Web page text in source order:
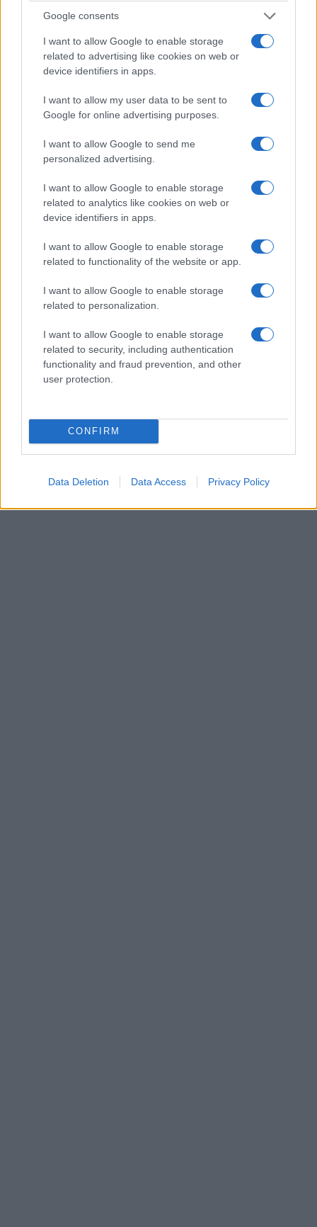
Google consents
I want to allow Google to enable storage
related to advertising like cookies on web or
device identifiers in apps.
I want to allow my user data to be sent to
Google for online advertising purposes.
I want to allow Google to send me
personalized advertising.
I want to allow Google to enable storage
related to analytics like cookies on web or
device identifiers in apps.
I want to allow Google to enable storage
related to functionality of the website or app.
I want to allow Google to enable storage
related to personalization.
I want to allow Google to enable storage
related to security, including authentication
functionality and fraud prevention, and other
user protection.
CONFIRM
Data Deletion Data Access Privacy Policy
Google News
και μάθετε πρώτοι όλες τις ειδήσεις!